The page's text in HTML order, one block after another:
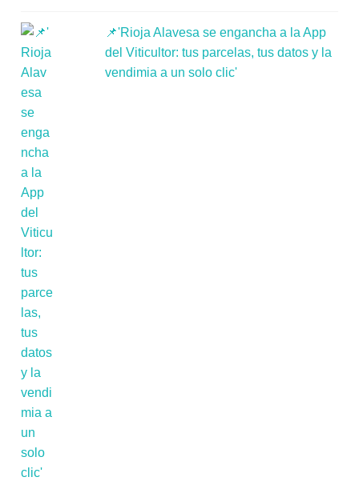
📌'Rioja Alavesa se engancha a la App
del Viticultor: tus parcelas, tus datos y la
vendimia a un solo clic'